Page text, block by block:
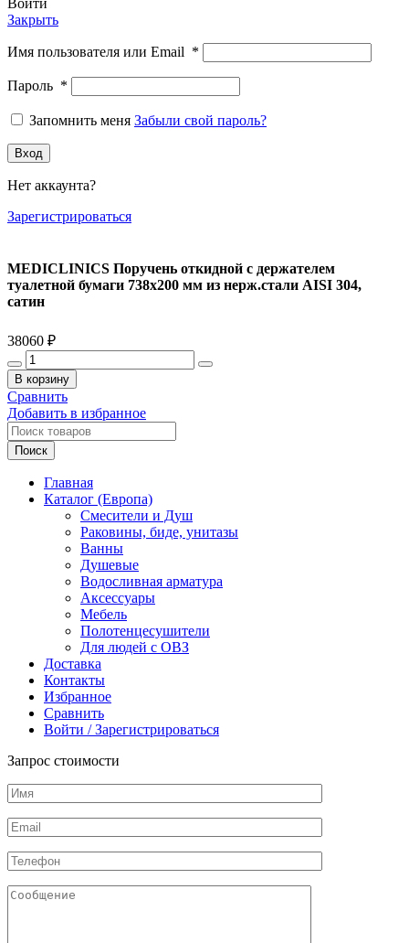
Войти
Закрыть
Имя пользователя или Email *
Пароль *
Запомнить меня Забыли свой пароль?
Вход
Нет аккаунта?
Зарегистрироваться
MEDICLINICS Поручень откидной с держателем
туалетной бумаги 738х200 мм из нерж.стали AISI 304,
сатин
38060 ₽
Количество
товара
MEDICLINICS
Поручень
откидной
с
держателем
бумаги
738х200
нерж.стали
В корзину
Сравнить
Добавить в избранное
Поиск
Главная
Каталог (Европа)
Смесители и Душ
Раковины, биде, унитазы
Ванны
Душевые
Водосливная арматура
Аксессуары
Мебель
Полотенцесушители
Для людей с ОВЗ
Доставка
Контакты
Избранное
Сравнить
Войти / Зарегистрироваться
Запрос стоимости